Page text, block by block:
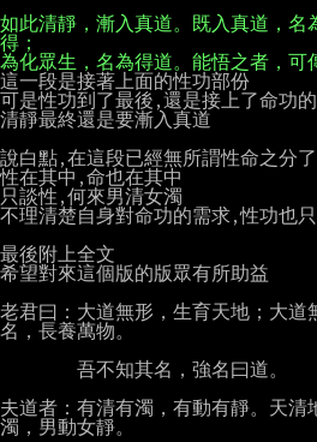
如此清靜，漸入真道。既入真道，名
為化眾生，名為得道。能悟之者，可
這一段是接著上面的性功部份
可是性功到了最後,還是接上了命功
清靜最終還是要漸入真道
說白點,在這段已經無所謂性命之分了
性在其中,命也在其中
只談性,何來男清女濁
不理清楚自身對命功的需求,性功也
最後附上全文
希望對來這個版的版眾有所助益
老君曰：大道無形，生育天地；大道
名，長養萬物。
夫道者：有清有濁，有動有靜。天清
濁，男動女靜。